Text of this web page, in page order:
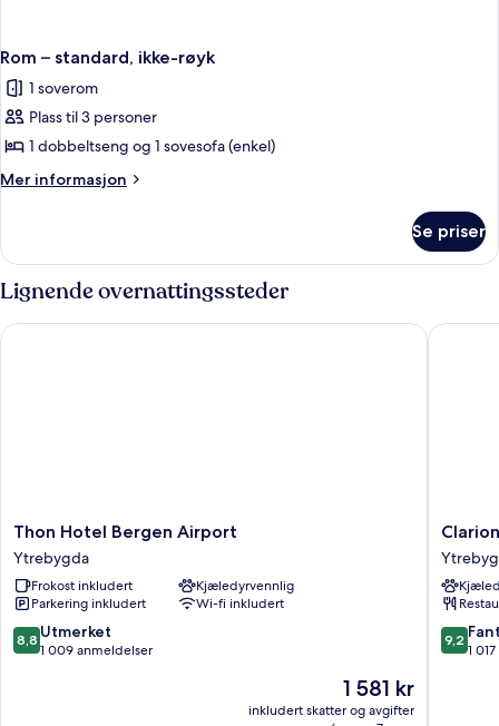
Rom – standard, ikke-røyk
1 soverom
Plass til 3 personer
1 dobbeltseng og 1 sovesofa (enkel)
Mer informasjon
Mer
–
standard,
ikke-
røyk
Se priser
Lignende overnattingssteder
Thon
Hotel
Bergen
Airport
Ytrebygda
Thon Hotel Bergen Airport
Ytrebygda
Frokost inkludert
Kjæledyrvennlig
Parkering inkludert
Wi-fi inkludert
8.8
av
8,8 Utmerket
1 009 anmeldelser
Prisen
1 581 kr
inkludert skatter og avgifter
Thon Hotel Bergen Airport
Clarion
Hotel
Bergen
Airport
Terminal
9.2
av
9,2
1
Clarion